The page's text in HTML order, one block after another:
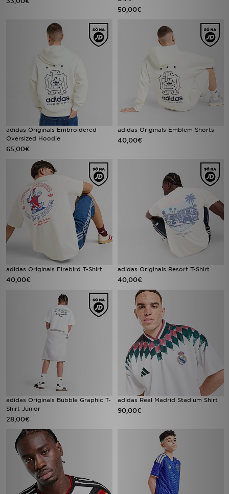
50,00€
adidas Originals Embroidered
Oversized Hoodie
65,00€
adidas Originals Emblem Shorts
40,00€
adidas Originals Firebird T-Shirt
40,00€
adidas Originals Resort T-Shirt
40,00€
adidas Originals Bubble Graphic T-
Shirt Junior
28,00€
adidas Real Madrid Stadium Shirt
90,00€